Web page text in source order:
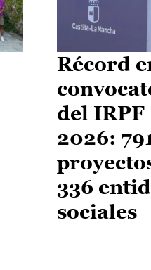
Récord
del IRPF
2026:
336
sociales